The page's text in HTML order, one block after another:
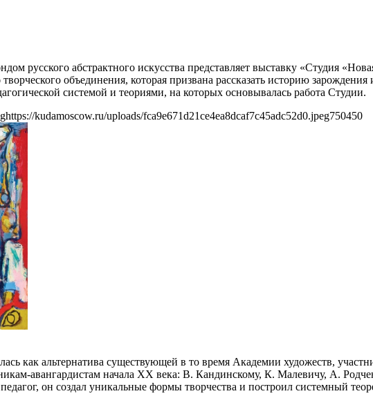
русского абстрактного искусства представляет выставку «Студия
объединения, которая призвана рассказать историю
системой и теориями, на которых основывалась работа Студии.
https://kudamoscow.ru/uploads/fca9e671d21ce4ea8dcaf7c45adc52d0.jpeg750450
как альтернатива существующей в то время Академии художеств,
авангардистам начала XX века: В. Кандинскому, К. Малевичу, А.
он создал уникальные формы творчества и построил системный